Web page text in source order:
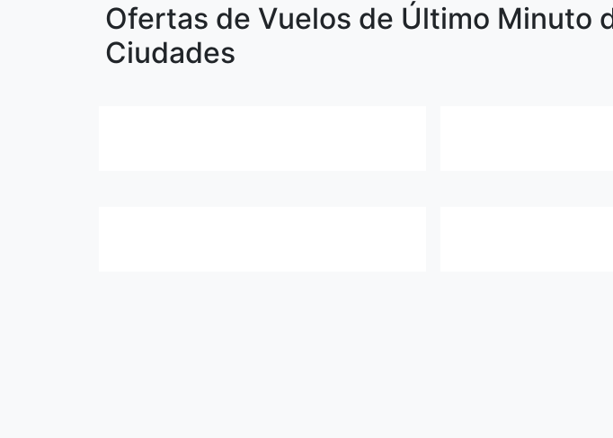
Ofertas de Vuelos de Último Minuto
Ciudades